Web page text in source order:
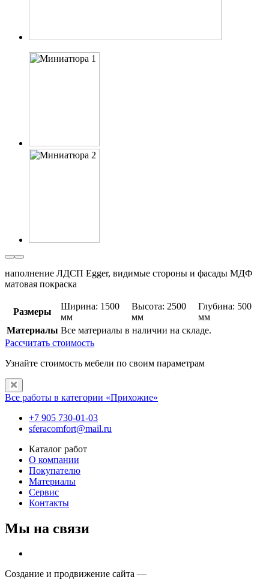
наполнение ЛДСП Egger, видимые стороны и фасады МДФ
матовая покраска
Размеры
Ширина: 1500
мм
Высота: 2500
мм
Глубина: 500
мм
Материалы Все материалы в наличии на складе.
Рассчитать стоимость
Узнайте стоимость мебели по своим параметрам
Все работы в категории «Прихожие»
+7 905 730-01-03
sferacomfort@mail.ru
Каталог работ
О компании
Покупателю
Материалы
Сервис
Контакты
Мы на связи
Создание и продвижение сайта —